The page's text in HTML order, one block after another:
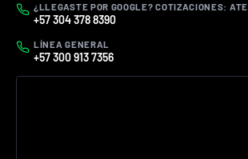
¿LLEGASTE POR GOOGLE? COTIZACIONES:
+57 304 378 8390
LÍNEA GENERAL
+57 300 913 7356